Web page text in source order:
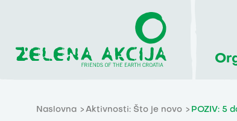
Naslovna Aktivnosti: Što je novo POZIV: 5